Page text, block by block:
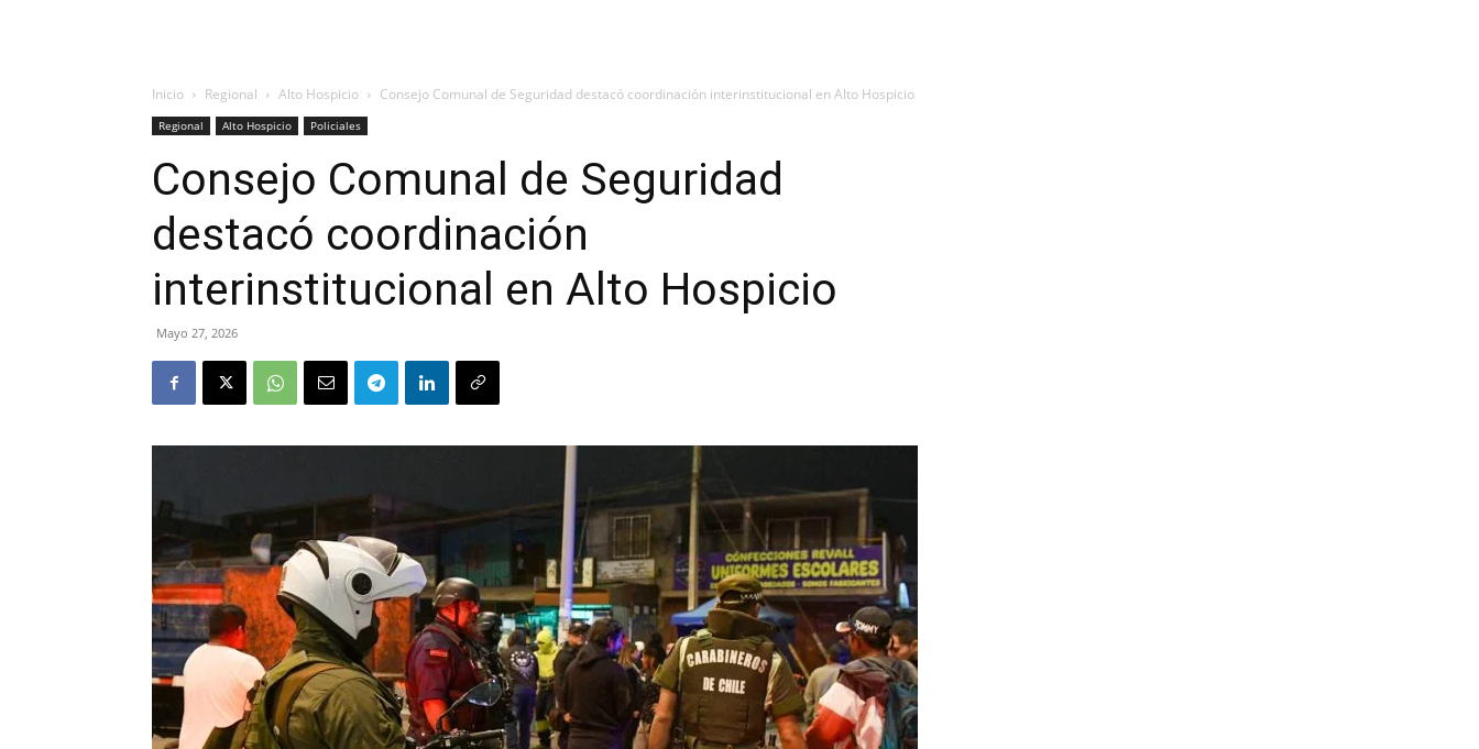
Inicio Regional Alto Hospicio Consejo Comunal de Seguridad destacó coordinación interinstitucional en Alto Hospicio
Regional Alto Hospicio Policiales
Consejo Comunal de Seguridad
destacó coordinación
interinstitucional en Alto Hospicio
Mayo 27, 2026